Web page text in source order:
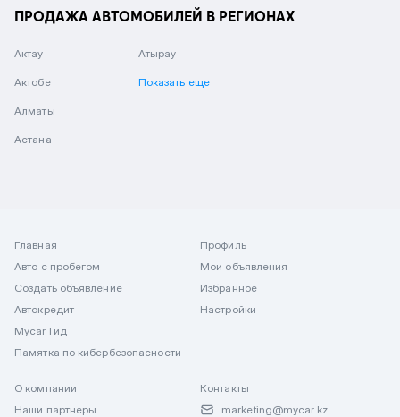
ПРОДАЖА АВТОМОБИЛЕЙ В РЕГИОНАХ
Актау
Актобе
Алматы
Астана
Атырау
Показать еще
Главная
Авто с пробегом
Создать объявление
Автокредит
Mycar Гид
Памятка по кибербезопасности
Профиль
Мои объявления
Избранное
Настройки
О компании
Наши партнеры
Контакты
marketing@mycar.kz